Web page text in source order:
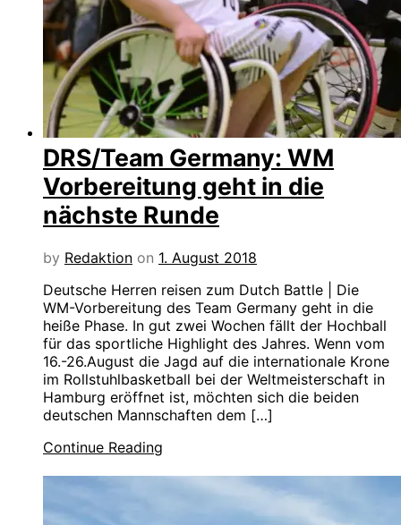
DRS/Team Germany: WM
Vorbereitung geht in die
nächste Runde
by Redaktion on 1. August 2018
Deutsche Herren reisen zum Dutch Battle | Die
WM-Vorbereitung des Team Germany geht in die
heiße Phase. In gut zwei Wochen fällt der Hochball
für das sportliche Highlight des Jahres. Wenn vom
16.-26.August die Jagd auf die internationale Krone
im Rollstuhlbasketball bei der Weltmeisterschaft in
Hamburg eröffnet ist, möchten sich die beiden
deutschen Mannschaften dem […]
Continue Reading